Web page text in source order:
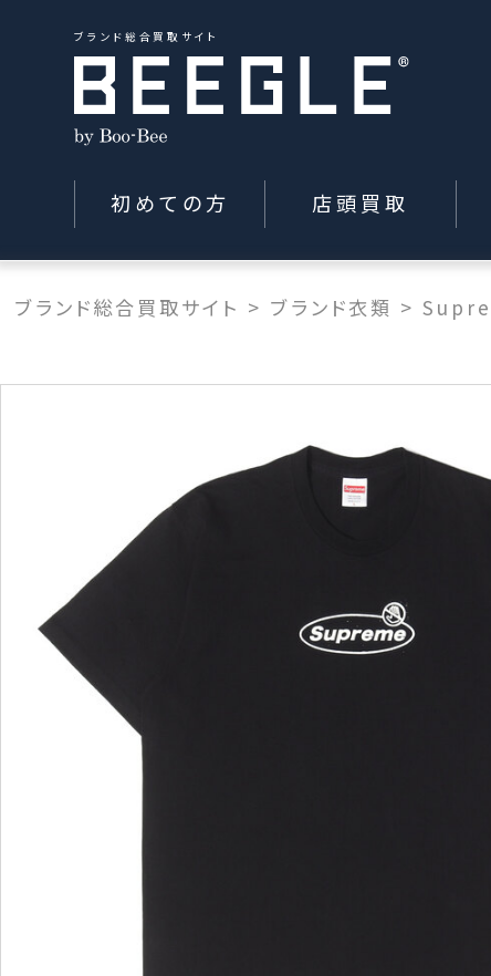
ブランド総合買取サイト
初めての方 店頭買取
ブランド総合買取サイト > ブランド衣類 >